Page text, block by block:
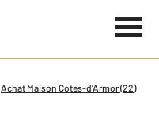
Achat Maison Cotes-d'Armor (22)